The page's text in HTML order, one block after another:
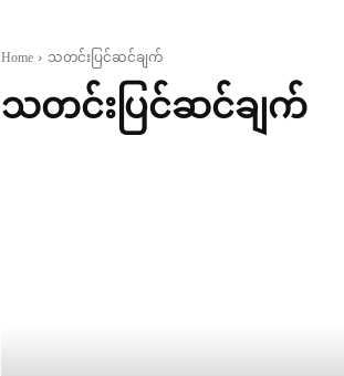
Home သတင်းပြင်ဆင်ချက်
သတင်းပြင်ဆင်ချက်